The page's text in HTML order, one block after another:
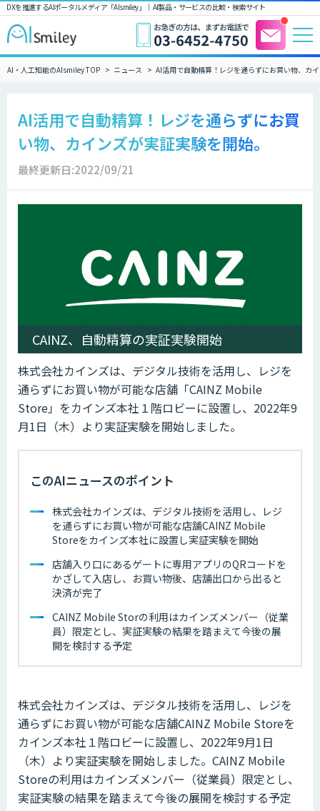
DXを推進するAIポータルメディア「AIsmiley」｜ AI製品・サービスの比較・検索サイト
AI・人工知能のAIsmiley TOP ニュース AI活用で自動精算！レジを通らずにお買い物、カ
AI活用で自動精算！レジを通らずにお買
い物、カインズが実証実験を開始。
最終更新日:2022/09/21
CAINZ、自動精算の実証実験開始
株式会社カインズは、デジタル技術を活用し、レジを
通らずにお買い物が可能な店舗「CAINZ Mobile
Store」をカインズ本社１階ロビーに設置し、2022年9
月1日（木）より実証実験を開始しました。
このAIニュースのポイント
株式会社カインズは、デジタル技術を活用し、レジ
を通らずにお買い物が可能な店舗CAINZ Mobile
Storeをカインズ本社に設置し実証実験を開始
店舗入り口にあるゲートに専用アプリのQRコードを
かざして入店し、お買い物後、店舗出口から出ると
決済が完了
CAINZ Mobile Storの利用はカインズメンバー（従業
員）限定とし、実証実験の結果を踏まえて今後の展
開を検討する予定
株式会社カインズは、デジタル技術を活用し、レジを
通らずにお買い物が可能な店舗CAINZ Mobile Storeを
カインズ本社１階ロビーに設置し、2022年9月1日
（木）より実証実験を開始しました。CAINZ Mobile
Storeの利用はカインズメンバー（従業員）限定とし、
実証実験の結果を踏まえて今後の展開を検討する予定